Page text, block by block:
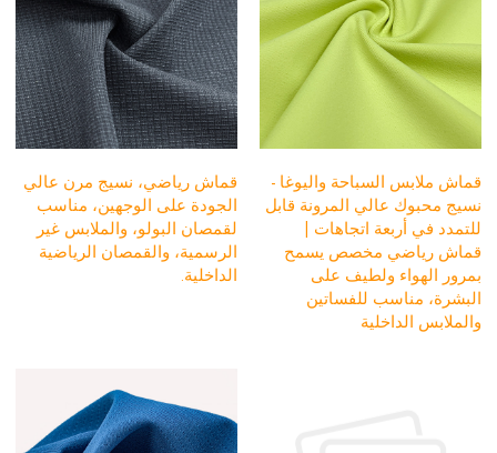
قماش ملابس السباحة واليوغا -
نسيج محبوك عالي المرونة قابل
للتمدد في أربعة اتجاهات |
قماش رياضي مخصص يسمح
بمرور الهواء ولطيف على
البشرة، مناسب للفساتين
والملابس الداخلية
قماش رياضي، نسيج مرن عالي
الجودة على الوجهين، مناسب
لقمصان البولو، والملابس غير
الرسمية، والقمصان الرياضية
الداخلية.